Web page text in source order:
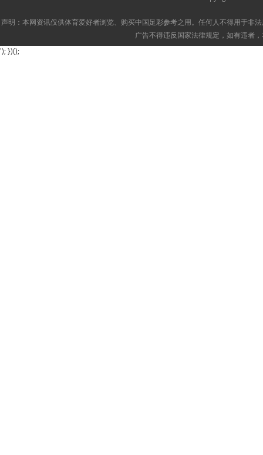
声明：本网资讯仅供体育爱好者浏览、购买中国足彩参考之用。任何人不得用于非
广告不得违反国家法律规定，如有违者
'); })();